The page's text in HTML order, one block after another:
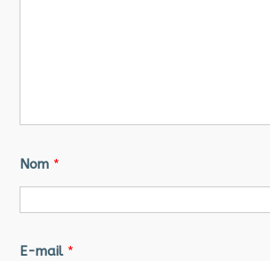
Nom *
E-mail *